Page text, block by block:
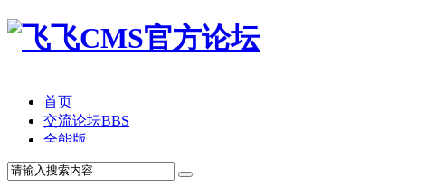
首页
交流论坛BBS
全能版
TV版
产品价格